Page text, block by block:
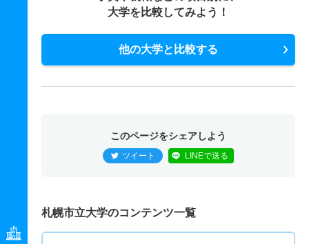
大学を比較してみよう！
他の大学と比較する
このページをシェアしよう
ツイート LINEで送る
札幌市立大学のコンテンツ一覧